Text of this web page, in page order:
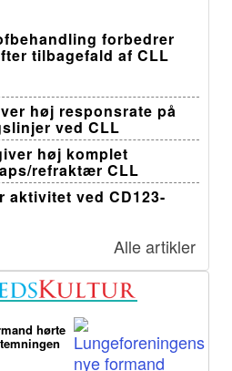
forbedrer
tilbagefald af CLL
høj responsrate på
ved CLL
høj komplet
refraktær CLL
aktivitet ved CD123-
Alle artikler
hørte